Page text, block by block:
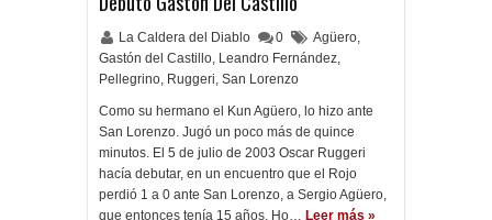
La Caldera del Diablo 0 Agüero,
Gastón del Castillo, Leandro Fernández,
Pellegrino, Ruggeri, San Lorenzo
Como su hermano el Kun Agüero, lo hizo ante
San Lorenzo. Jugó un poco más de quince
minutos. El 5 de julio de 2003 Oscar Ruggeri
hacía debutar, en un encuentro que el Rojo
perdió 1 a 0 ante San Lorenzo, a Sergio Agüero,
que entonces tenía 15 años. Ho… Leer más »